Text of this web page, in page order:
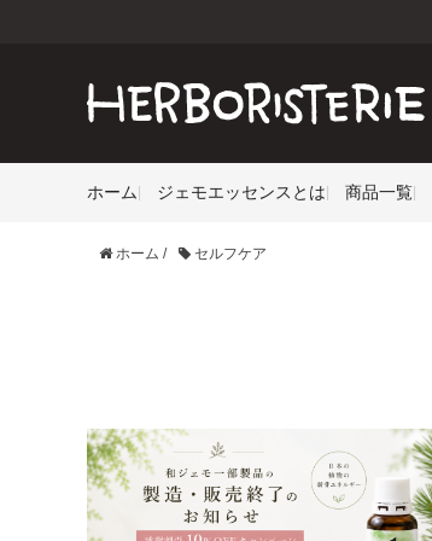
ホーム ジェモエッセンスとは 商品一覧
ホーム / セルフケア